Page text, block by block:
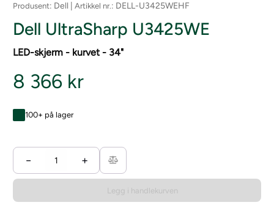
Produsent: Dell | Artikkel nr.: DELL-U3425WEHF
Dell UltraSharp U3425WE
LED-skjerm - kurvet - 34"
8 366 kr
100+ på lager
− +
Legg i handlekurven